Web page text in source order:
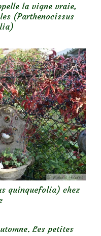
la vigne vraie,
(Parthenocissus
quinquefolia) chez
Les petites